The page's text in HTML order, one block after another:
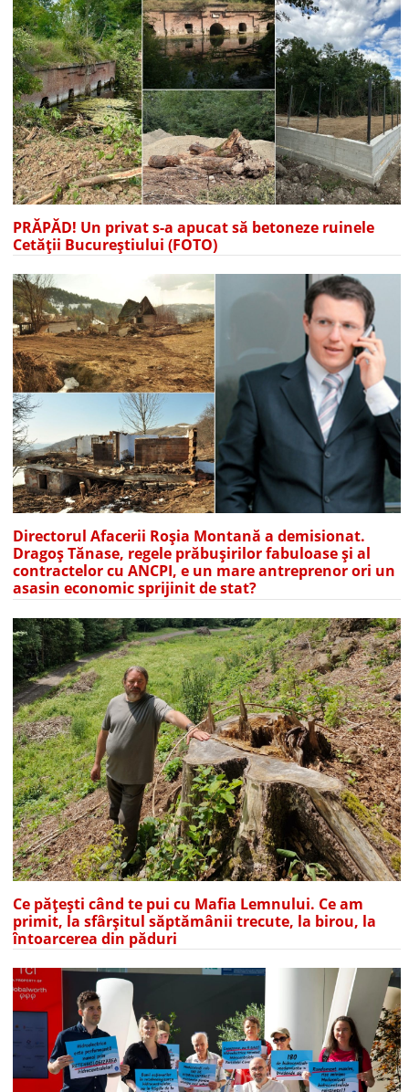
PRĂPĂD! Un privat s-a apucat să betoneze ruinele
Cetății Bucureștiului (FOTO)
Directorul Afacerii Roșia Montană a demisionat.
Dragoș Tănase, regele prăbușirilor fabuloase și al
contractelor cu ANCPI, e un mare antreprenor ori un
asasin economic sprijinit de stat?
Ce pățești când te pui cu Mafia Lemnului. Ce am
primit, la sfârșitul săptămânii trecute, la birou, la
întoarcerea din păduri